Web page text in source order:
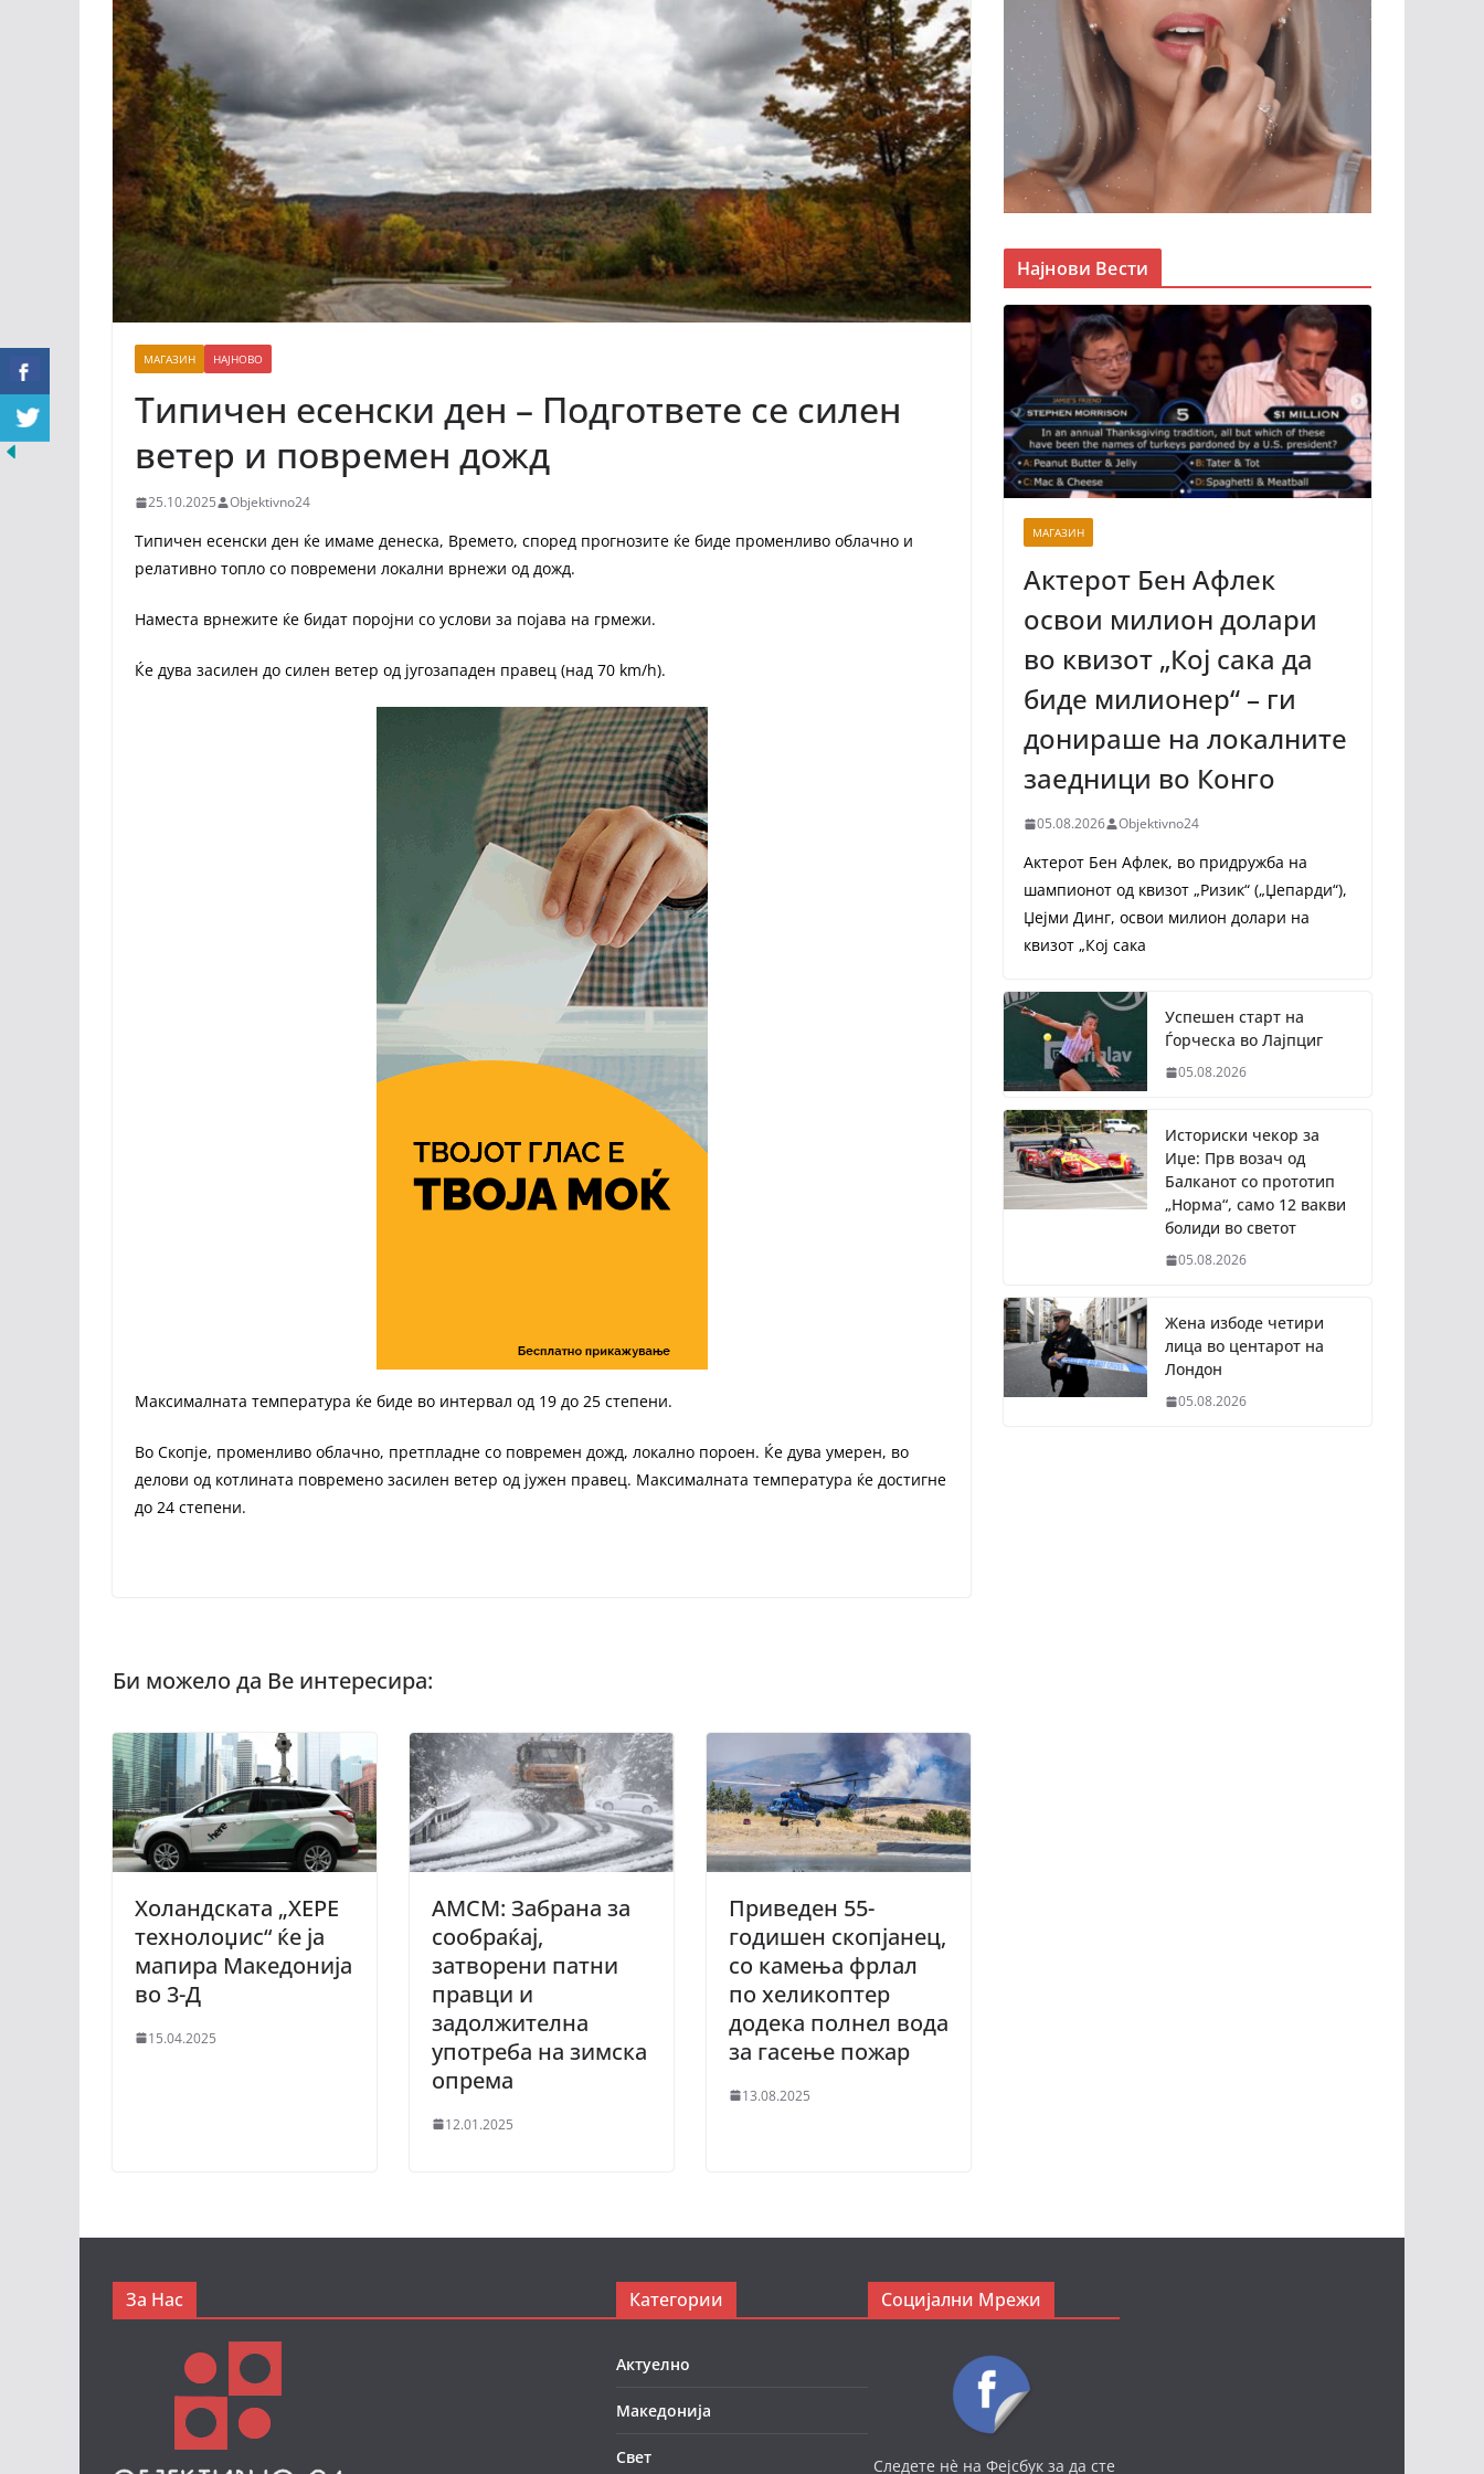
МАГАЗИН НАЈНОВО
Типичен есенски ден – Подгответе се силен
ветер и повремен дожд
25.10.2025 Objektivno24
Типичен есенски ден ќе имаме денеска, Времето, според прогнозите ќе биде променливо облачно и
релативно топло со повремени локални врнежи од дожд.
Наместа врнежите ќе бидат поројни со услови за појава на грмежи.
Ќе дува засилен до силен ветер од југозападен правец (над 70 km/h).
Максималната температура ќе биде во интервал од 19 до 25 степени.
Во Скопје, променливо облачно, претпладне со повремен дожд, локално пороен. Ќе дува умерен, во
делови од котлината повремено засилен ветер од јужен правец. Максималната температура ќе достигне
до 24 степени.
Холандската „ХЕРЕ
технолоџис“ ќе ја
мапира Македонија
во 3-Д
15.04.2025
АМСМ: Забрана за
сообраќај,
затворени патни
правци и
задолжителна
употреба на зимска
опрема
12.01.2025
Приведен 55-
годишен скопјанец,
со камења фрлал
по хеликоптер
додека полнел вода
за гасење пожар
13.08.2025
Најнови Вести
МАГАЗИН
Актерот Бен Афлек
освои милион долари
во квизот „Кој сака да
биде милионер“ – ги
донираше на локалните
заедници во Конго
05.08.2026 Objektivno24
Актерот Бен Афлек, во придружба на
шампионот од квизот „Ризик“ („Џепарди“),
Џејми Динг, освои милион долари на
квизот „Кој сака
Успешен старт на
Ѓорческа во Лајпциг
05.08.2026
Историски чекор за
Иџе: Прв возач од
Балканот со прототип
„Норма“, само 12 вакви
болиди во светот
05.08.2026
Жена избоде четири
лица во центарот на
Лондон
05.08.2026
За Нас Категории
Актуелно
Македонија
Свет
Социјални Мрежи
Следете нè на Фејсбук за да сте